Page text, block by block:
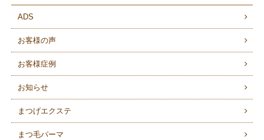
ADS
お客様の声
お客様症例
お知らせ
まつげエクステ
まつ毛パーマ